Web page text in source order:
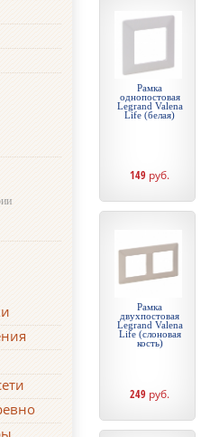
Рамка
однопостовая
Legrand Valena
Life (белая)
149 руб.
Рамка
двухпостовая
Legrand Valena
Life (слоновая
кость)
249 руб.